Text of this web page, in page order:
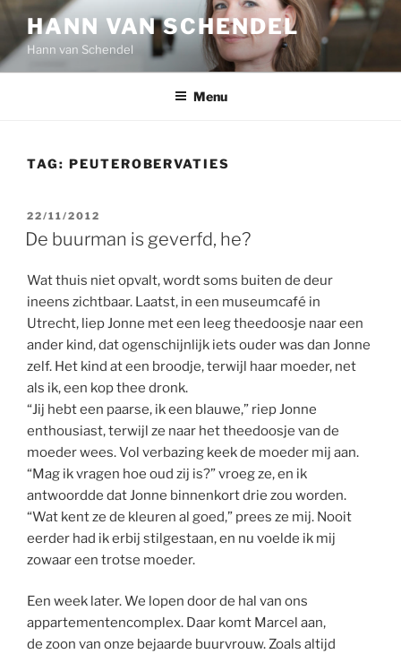
Ga
de
inhoud
HANN VAN SCHENDEL
Hann van Schendel
Menu
TAG: PEUTEROBERVATIES
GEPLAATST
OP
22/11/2012
De buurman is geverfd, he?
Wat thuis niet opvalt, wordt soms buiten de deur
ineens zichtbaar. Laatst, in een museumcafé in
Utrecht, liep Jonne met een leeg theedoosje naar een
ander kind, dat ogenschijnlijk iets ouder was dan Jonne
zelf. Het kind at een broodje, terwijl haar moeder, net
als ik, een kop thee dronk.
“Jij hebt een paarse, ik een blauwe,” riep Jonne
enthousiast, terwijl ze naar het theedoosje van de
moeder wees. Vol verbazing keek de moeder mij aan.
“Mag ik vragen hoe oud zij is?” vroeg ze, en ik
antwoordde dat Jonne binnenkort drie zou worden.
“Wat kent ze de kleuren al goed,” prees ze mij. Nooit
eerder had ik erbij stilgestaan, en nu voelde ik mij
zowaar een trotse moeder.
Een week later. We lopen door de hal van ons
appartementencomplex. Daar komt Marcel aan,
de zoon van onze bejaarde buurvrouw. Zoals altijd